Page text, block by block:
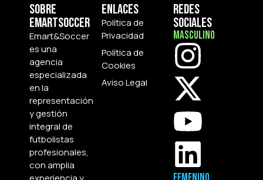
Sobre
Emartsoccer
Emart&Soccer
es una
agencia
especializada
en la
representación
y gestión
integral de
futbolistas
profesionales,
con amplia
Enlaces
Política de
Privacidad
Política de
Cookies
Aviso Legal
Redes
Sociales
Masculino